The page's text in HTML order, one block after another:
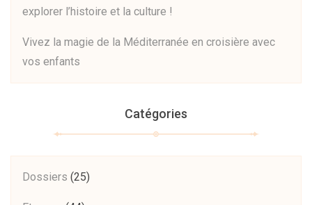
explorer l’histoire et la culture !
Vivez la magie de la Méditerranée en croisière avec
vos enfants
Catégories
Dossiers (25)